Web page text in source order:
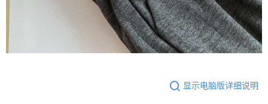
显示电脑版详细说明